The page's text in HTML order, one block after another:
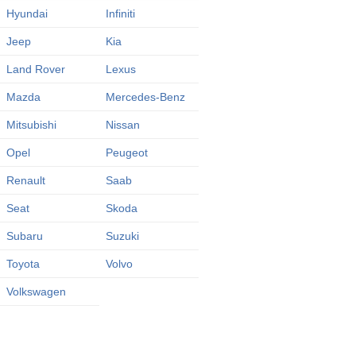
Hyundai Infiniti
Jeep Kia
Land Rover Lexus
Mazda Mercedes-Benz
Mitsubishi Nissan
Opel Peugeot
Renault Saab
Seat Skoda
Subaru Suzuki
Toyota Volvo
Volkswagen